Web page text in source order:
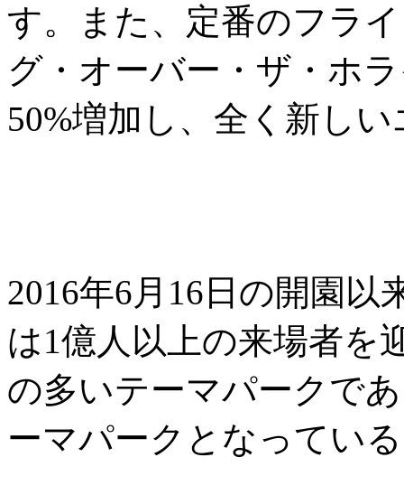
す。また、定番のフラ
グ・オーバー・ザ・ホ
50%増加し、全く新し
2016年6月16日の開園
は1億人以上の来場者を
の多いテーマパークで
ーマパークとなってい